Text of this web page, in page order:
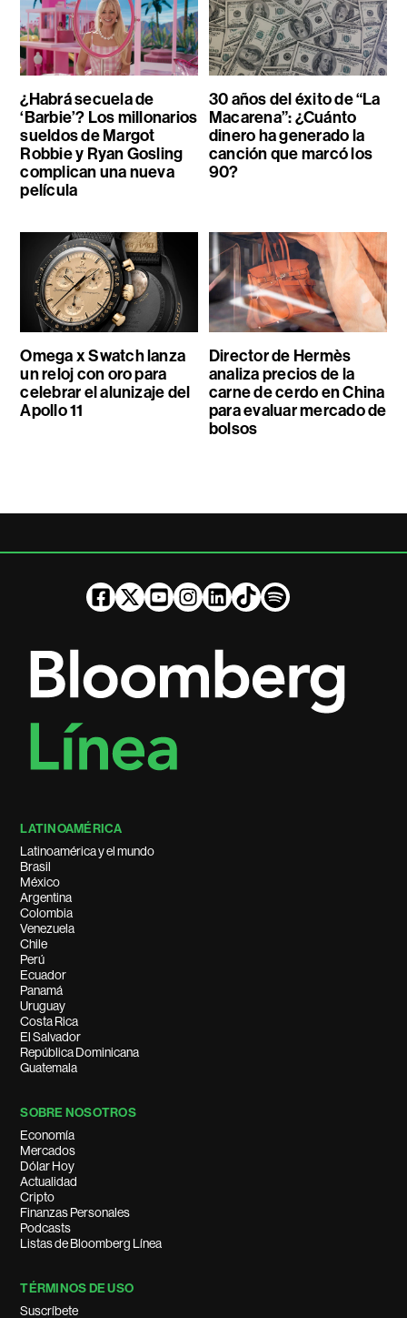
¿Habrá secuela de
‘Barbie’? Los millonarios
sueldos de Margot
Robbie y Ryan Gosling
complican una nueva
película
30 años del éxito de “La
Macarena”: ¿Cuánto
dinero ha generado la
canción que marcó los
90?
Omega x Swatch lanza
un reloj con oro para
celebrar el alunizaje del
Apollo 11
Director de Hermès
analiza precios de la
carne de cerdo en China
para evaluar mercado de
bolsos
LATINOAMÉRICA
Latinoamérica y el mundo
Brasil
México
Argentina
Colombia
Venezuela
Chile
Perú
Ecuador
Panamá
Uruguay
Costa Rica
El Salvador
República Dominicana
Guatemala
SOBRE NOSOTROS
Economía
Mercados
Dólar Hoy
Actualidad
Cripto
Finanzas Personales
Podcasts
Listas de Bloomberg Línea
TÉRMINOS DE USO
Suscríbete